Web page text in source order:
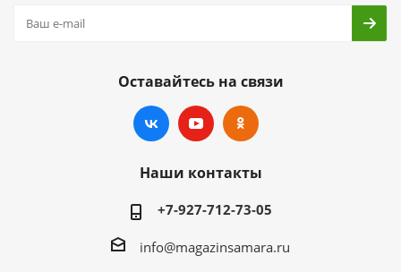
Оставайтесь на связи
Наши контакты
+7-927-712-73-05
info@magazinsamara.ru